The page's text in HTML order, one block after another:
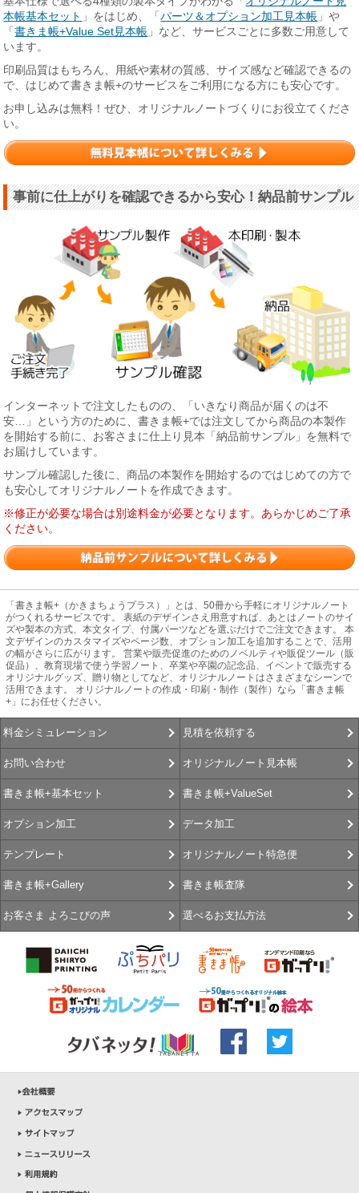
本帳基本セット 」をはじめ、「パーツ＆オプション加工見本帳 」や
「書きま帳+Value Set見本帳 」など、サービスごとに多数ご用意して
います。
印刷品質はもちろん、用紙や素材の質感、サイズ感など確認できるの
で、はじめて書きま帳+のサービスをご利用になる方にも安心です。
お申し込みは無料！ぜひ、オリジナルノートづくりにお役立てくださ
い。
事前に仕上がりを確認できるから安心！納品前サンプル
インターネットで注文したものの、「いきなり商品が届くのは不
安…」という方のために、書きま帳+では注文してから商品の本製作
を開始する前に、お客さまに仕上り見本「納品前サンプル」を無料で
お届けしています。
サンプル確認した後に、商品の本製作を開始するのではじめての方で
も安心してオリジナルノートを作成できます。
※修正が必要な場合は別途料金が必要となります。あらかじめご了承
ください。
「書きま帳+（かきまちょうプラス）」とは、50冊から手軽にオリジナルノート
がつくれるサービスです。 表紙のデザインさえ用意すれば、あとはノートのサイ
ズや製本の方式、本文タイプ、付属パーツなどを選ぶだけでご注文できます。 本
文デザインのカスタマイズやページ数、オプション加工を追加することで、活用
の幅がさらに広がります。 営業や販売促進のためのノベルティや販促ツール（販
促品）、教育現場で使う学習ノート、卒業や卒園の記念品、イベントで販売する
オリジナルグッズ、贈り物としてなど、オリジナルノートはさまざまなシーンで
活用できます。 オリジナルノートの作成・印刷・制作（製作）なら「書きま帳
+」にお任せください。
料金シミュレーション 見積を依頼する
お問い合わせ オリジナルノート見本帳
書きま帳+基本セット 書きま帳+ValueSet
オプション加工 データ加工
テンプレート オリジナルノート特急便
書きま帳+Gallery 書きま帳査隊
お客さま よろこびの声 選べるお支払方法